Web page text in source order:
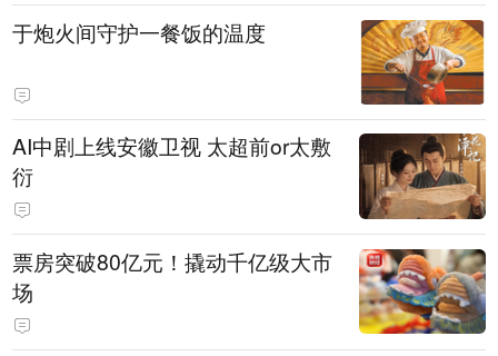
于炮火间守护一餐饭的温度
AI中剧上线安徽卫视 太超前or太敷
衍
票房突破80亿元！撬动千亿级大市
场